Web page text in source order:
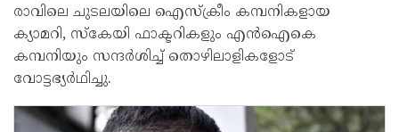
രാവിലെ ചുടലയിലെ ഐസ്‌ക്രീം കമ്പനികളായ
ക്യാമറി, സ്‌കേയി ഫാക്ടറികളും എൻഐകെ
കമ്പനിയും സന്ദർശിച്ച് തൊഴിലാളികളോട്
വോട്ടഭ്യർഥിച്ചു.